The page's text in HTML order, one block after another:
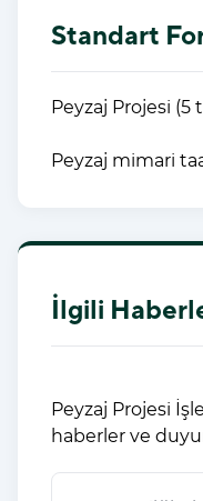
Standart
Peyzaj Projesi (5
Peyzaj mimari
İlgili
Peyzaj Projesi
haberler ve